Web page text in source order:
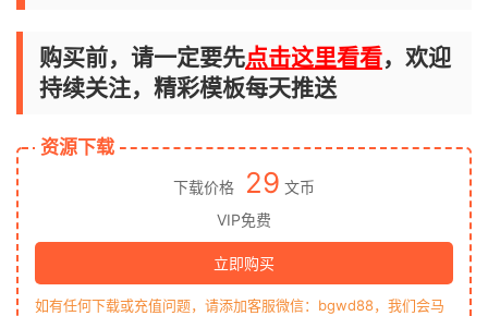
购买前，请一定要先点击这里看看，欢迎
持续关注，精彩模板每天推送
资源下载
下载价格 29 文币
VIP免费
立即购买
如有任何下载或充值问题，请添加客服微信：bgwd88，我们会马